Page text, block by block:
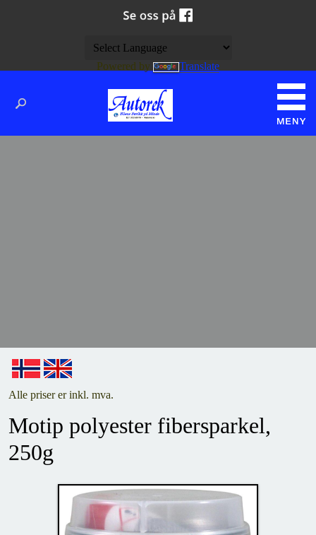
Alle priser er inkl. mva.
Motip polyester fibersparkel,
250g
Powered by Translate